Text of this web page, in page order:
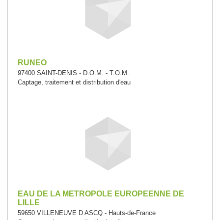
RUNEO
97400 SAINT-DENIS - D.O.M. - T.O.M.
Captage, traitement et distribution d'eau
EAU DE LA METROPOLE EUROPEENNE DE
LILLE
59650 VILLENEUVE D ASCQ - Hauts-de-France